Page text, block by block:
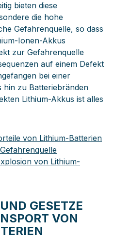
bieten diese
die hohe
Gefahrenquelle, so dass
Ionen-Akkus
zur Gefahrenquelle
auf einem Defekt
bei einer
hin zu Batteriebränden
Lithium-Akkus ist alles
von Lithium-Batterien
von Lithium-
GESETZE
VON